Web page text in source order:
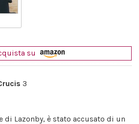
su
3
di Lazonby, è stato accusato di un